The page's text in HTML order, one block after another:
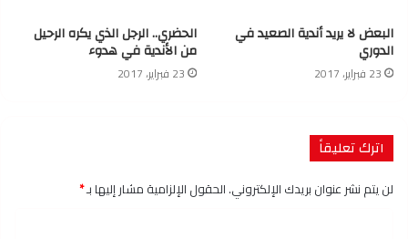
البعض لا يريد أندية الصعيد في
الدوري
23 فبراير، 2017
الحضري.. الرجل الذي يكره الرحيل
من الأندية في هدوء
23 فبراير، 2017
اترك تعليقاً
لن يتم نشر عنوان بريدك الإلكتروني.الحقول الإلزامية مشار إليها بـ*